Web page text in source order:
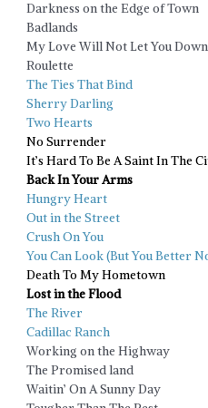
Darkness on the Edge of Town
Badlands
My Love Will Not Let You Down
Roulette
The Ties That Bind
Sherry Darling
Two Hearts
No Surrender
It’s Hard To Be A Saint In The
Back In Your Arms
Hungry Heart
Out in the Street
Crush On You
You Can Look (But You Better
Death To My Hometown
Lost in the Flood
The River
Cadillac Ranch
Working on the Highway
The Promised land
Waitin’ On A Sunny Day